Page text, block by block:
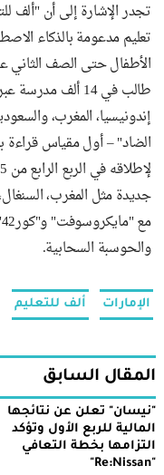
تعليم مدعومة بالذكاء
طالب في 14 ألف
إندونيسيا، المغرب،
جديدة مثل المغرب،
والحوسبة السحابية.
الإمارات ألف للتعليم
المقال السابق
"نيسان" تعلن عن نتائجها
المالية للربع الأول وتؤكد
التزامها بخطة التعافي
"Re:Nissan"